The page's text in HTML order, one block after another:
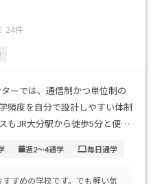
24件
ーでは、通信制かつ単位制の
頻度を自分で設計しやすい体制
もJR大分駅から徒歩5分と便利
、入学金40000円、1単位ごと
などが必要ですが、国の就学支
週2～4通学 毎日通学
すめの学校です。でも軽い気